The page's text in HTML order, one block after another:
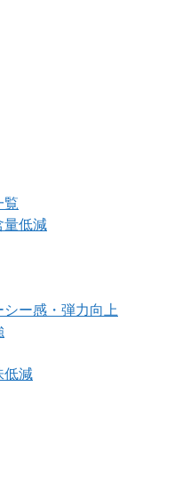
覧
量低減
ー感・弾力向上
低減